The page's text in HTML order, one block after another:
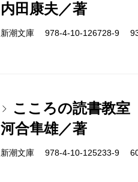
内田康夫／著
新潮文庫 978-4-10-126728-9
こころの読書教室
河合隼雄／著
新潮文庫 978-4-10-125233-9